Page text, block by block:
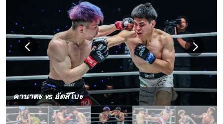
คานาตะ vs อัตสึโบะ